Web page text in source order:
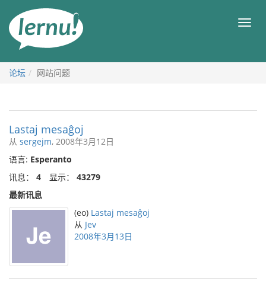
目
论坛 网站问题
Lastaj mesaĝoj
从 sergejm, 2008年3月12日
语言: Esperanto
讯息： 4 显示： 43279
最新讯息
(eo) Lastaj mesaĝoj
从 Jev
2008年3月13日